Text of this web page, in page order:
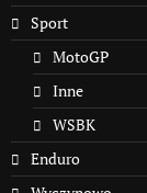
Sport
MotoGP
Inne
WSBK
Enduro